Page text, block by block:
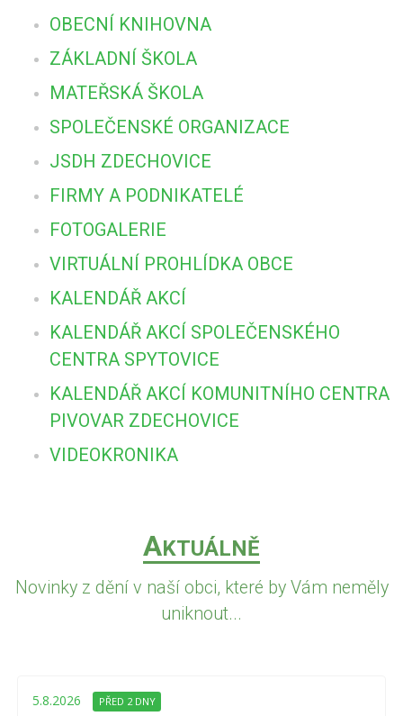
OBECNÍ KNIHOVNA
ZÁKLADNÍ ŠKOLA
MATEŘSKÁ ŠKOLA
SPOLEČENSKÉ ORGANIZACE
JSDH ZDECHOVICE
FIRMY A PODNIKATELÉ
FOTOGALERIE
VIRTUÁLNÍ PROHLÍDKA OBCE
KALENDÁŘ AKCÍ
KALENDÁŘ AKCÍ SPOLEČENSKÉHO
CENTRA SPYTOVICE
KALENDÁŘ AKCÍ KOMUNITNÍHO CENTRA
PIVOVAR ZDECHOVICE
VIDEOKRONIKA
AKTUÁLNĚ
Novinky z dění v naší obci, které by Vám neměly
uniknout...
5.8.2026 PŘED 2 DNY